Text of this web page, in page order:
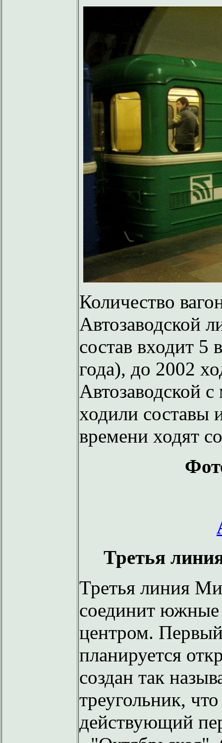
Количество
Автозаводской
состав входит 5
года), до 2002
Автозаводской
ходили составы
времени ходят
Третья
Третья линия
соединит южные
центром.
планируется
создан так
треугольник,
действующий